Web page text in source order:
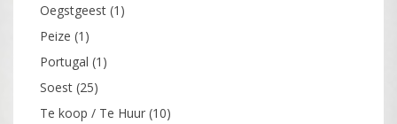
Oegstgeest (1)
Peize (1)
Portugal (1)
Soest (25)
Te koop / Te Huur (10)